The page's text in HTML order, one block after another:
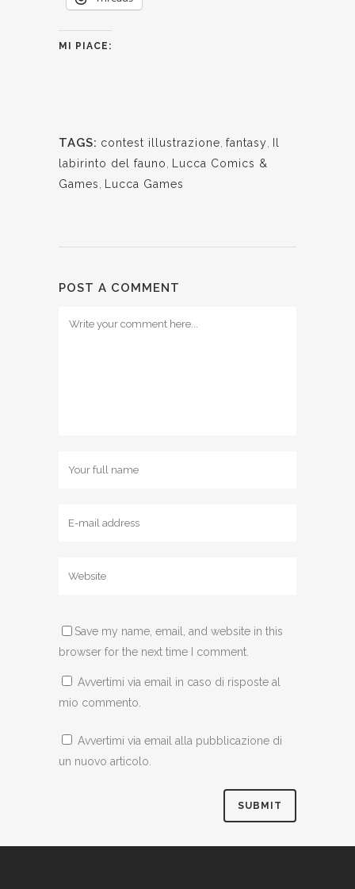
MI PIACE:
TAGS: contest illustrazione, fantasy,
Il
labirinto del fauno, Lucca Comics &
Games, Lucca Games
POST A COMMENT
Save my name, email, and website in this
browser for the next time I comment.
Avvertimi via email in caso di risposte al
mio commento.
Avvertimi via email alla pubblicazione di
un nuovo articolo.